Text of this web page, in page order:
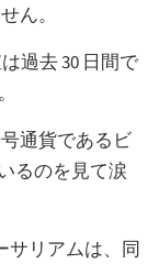
ん。
過去 30 日間で
通貨であるビ
るのを見て涙
サリアムは、同